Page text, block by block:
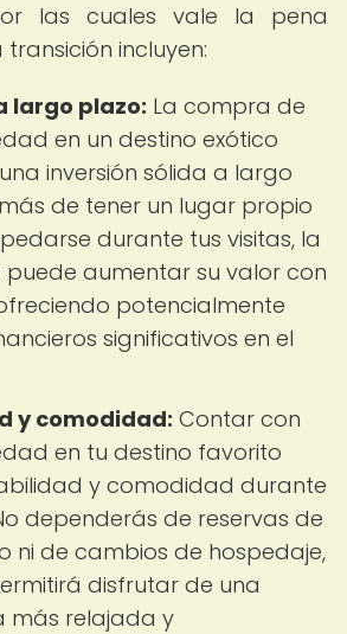
las cuales vale la pena
incluyen:
largo plazo: La compra de
en un destino exótico
inversión sólida a largo
de tener un lugar propio
durante tus visitas, la
aumentar su valor con
potencialmente
significativos en el
y comodidad: Contar con
en tu destino favorito
y comodidad durante
dependerás de reservas de
ni de cambios de hospedaje,
disfrutar de una
más relajada y